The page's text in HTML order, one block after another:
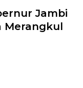
Jambi
Merangkul